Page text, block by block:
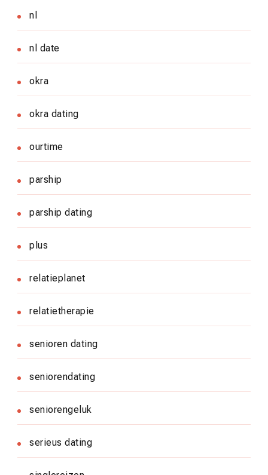
nl
nl date
okra
okra dating
ourtime
parship
parship dating
plus
relatieplanet
relatietherapie
senioren dating
seniorendating
seniorengeluk
serieus dating